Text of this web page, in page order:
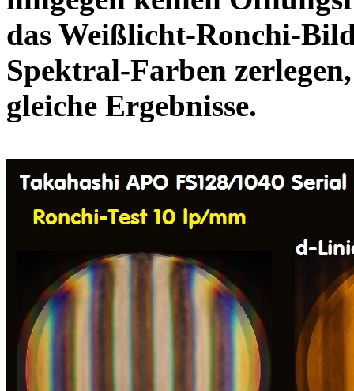
das Weißlicht-Ronchi-
Spektral-Farben
gleiche